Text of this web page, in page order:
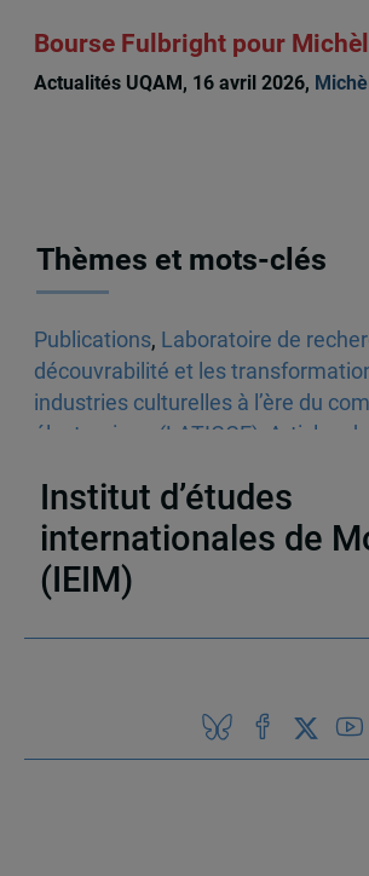
Bourse Fulbright pour
Actualités UQAM, 16 avril 2026,
Thèmes et mots-clés
Publications, Laboratoire de
découvrabilité et les
industries culturelles à l’ère du
électronique (LATICCE)
Articles
Institut d’études
internationales de
(IEIM)